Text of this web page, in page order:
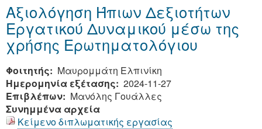
Αξιολόγηση Ήπιων Δεξιοτήτων
Εργατικού Δυναμικού μέσω της
χρήσης Ερωτηματολόγιου
Φοιτητής
Μαυρομμάτη Ελπινίκη
Ημερομηνία εξέτασης
2024-11-27
Επιβλέπων
Μανόλης Γουάλλες
Συνημμένα αρχεία
Κείμενο διπλωματικής εργασίας